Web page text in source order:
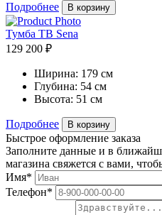
Подробнее В корзину
Тумба ТВ Sena
129 200 ₽
Ширина: 179 см
Глубина: 54 см
Высота: 51 см
Подробнее В корзину
Быстрое оформление заказа
Заполните данные и в
магазина свяжется с вами,
Имя*
Телефон*